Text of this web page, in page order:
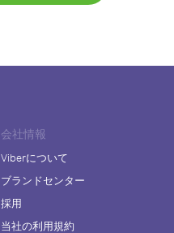
会社情報
Viberについて
ブランドセンター
採用
当社の利用規約